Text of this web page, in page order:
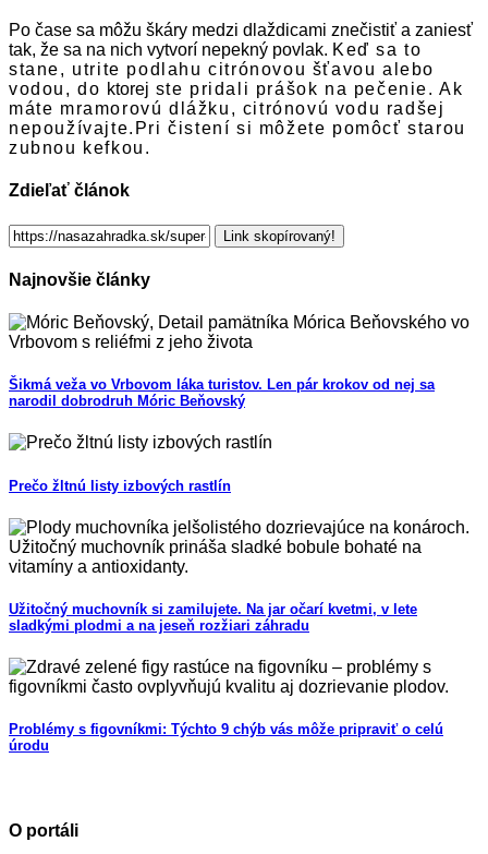
Po čase sa môžu škáry medzi dlaždicami znečistiť a zaniesť
tak, že sa na nich vytvorí nepekný povlak. Keď sa to
stane, utrite podlahu citrónovou šťavou alebo
vodou, do ktorej ste pridali prášok na pečenie. Ak
máte mramorovú dlážku, citrónovú vodu radšej
nepoužívajte.Pri čistení si môžete pomôcť starou
zubnou kefkou.
Zdieľať článok
Link skopírovaný!
Najnovšie články
Šikmá veža vo Vrbovom láka turistov. Len pár krokov od nej sa
narodil dobrodruh Móric Beňovský
Prečo žltnú listy izbových rastlín
Užitočný muchovník si zamilujete. Na jar očarí kvetmi, v lete
sladkými plodmi a na jeseň rozžiari záhradu
Problémy s figovníkmi: Týchto 9 chýb vás môže pripraviť o celú
úrodu
O portáli